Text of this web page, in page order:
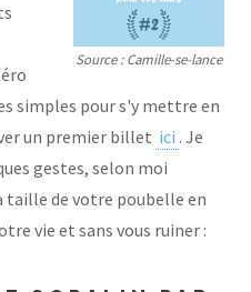
Source : Camille-se-lance
simples pour s'y mettre en
un premier billet ici . Je
gestes, selon moi
taille de votre poubelle en
vie et sans vous ruiner :